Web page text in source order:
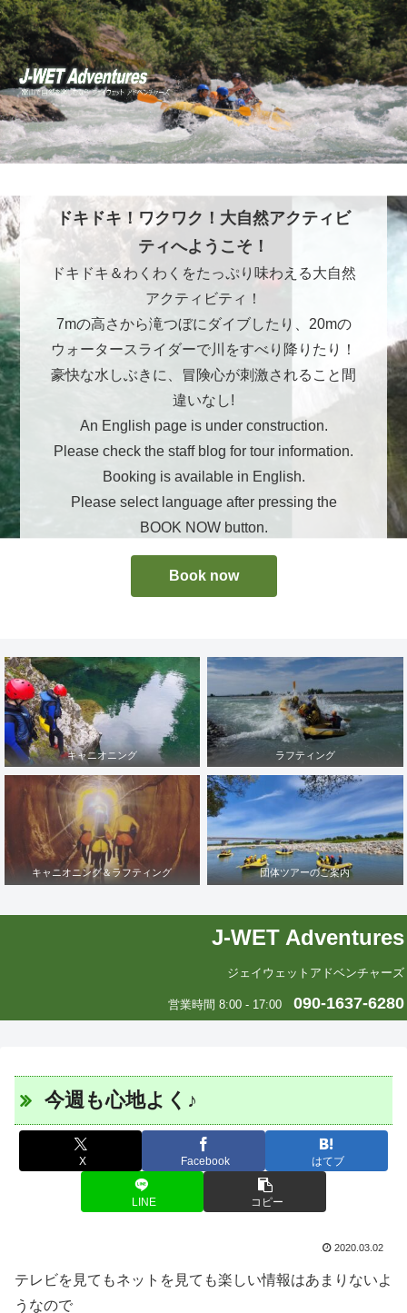
ドキドキ！ワクワク！大自然アクティビ
ティへようこそ！
ドキドキ＆わくわくをたっぷり味わえる大自然
アクティビティ！
7mの高さから滝つぼにダイブしたり、20mの
ウォータースライダーで川をすべり降りたり！
豪快な水しぶきに、冒険心が刺激されること間
違いなし!
An English page is under construction.
Please check the staff blog for tour information.
Booking is available in English.
Please select language after pressing the
BOOK NOW button.
Book now
キャニオニング ラフティング
キャニオニング＆ラフティング 団体ツアーのご案内
J-WET Adventures
ジェイウェットアドベンチャーズ
営業時間 8:00 - 17:00 090-1637-6280
今週も心地よく♪
X Facebook はてブ
LINE コピー
2020.03.02
テレビを見てもネットを見ても楽しい情報はあまりないよ
うなので